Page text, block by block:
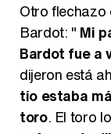
Otro flechazo
Bardot: " Mi
Bardot fue a
dijeron está
tío estaba
toro. El toro